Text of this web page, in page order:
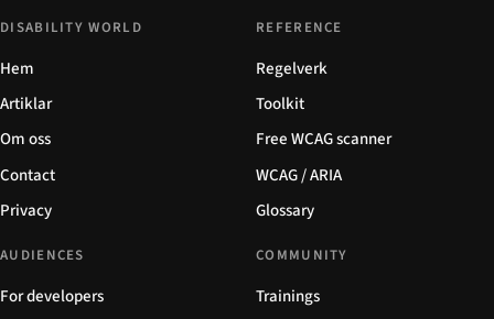
DISABILITY WORLD
Hem
Artiklar
Om oss
Contact
Privacy
REFERENCE
Regelverk
Toolkit
Free WCAG scanner
WCAG / ARIA
Glossary
AUDIENCES
For developers
COMMUNITY
Trainings